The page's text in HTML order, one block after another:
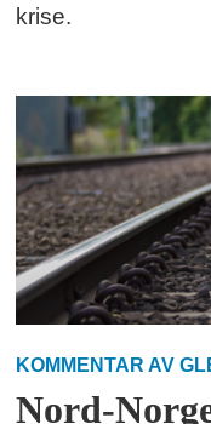
krise.
KOMMENTAR AV
Nord-